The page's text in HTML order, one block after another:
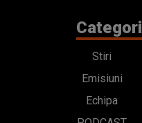
Stiri
Emisiuni
Echipa